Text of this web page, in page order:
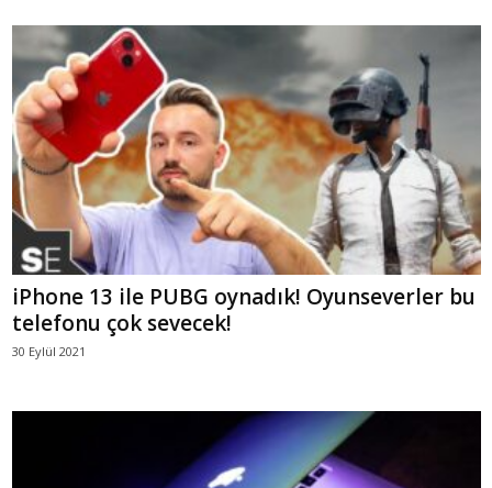
iPhone 13 ile PUBG oynadık! Oyunseverler bu
telefonu çok sevecek!
30 Eylül 2021